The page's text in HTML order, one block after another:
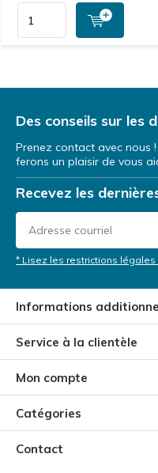
Des conseils sur les
Prenez contact avec nous
ferons un plaisir de vous
Recevez les
* Lisez les restrictions légales
Informations
Service à la clientèle
Mon compte
Catégories
Contact